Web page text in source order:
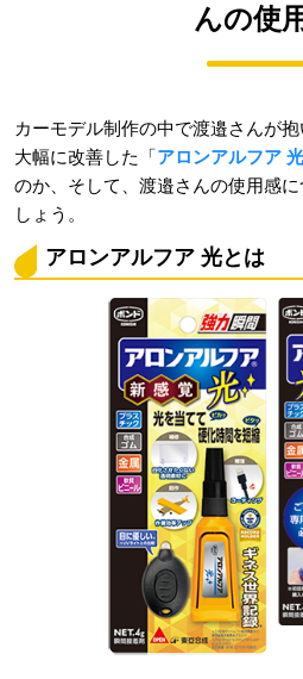
んの使
カーモデル制作の中で渡邉さんが
大幅に改善した「アロンアルフア 光
のか、そして、渡邉さんの使用感
しょう。
アロンアルフア 光とは